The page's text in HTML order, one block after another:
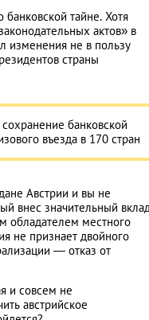
тайне. Хотя
актов» в
изменения не в пользу
страны
банковской
въезда в 170 стран
Австрии и вы не
внес значительный
обладателем местного
не признает двойного
— отказ от
и совсем не
австрийское